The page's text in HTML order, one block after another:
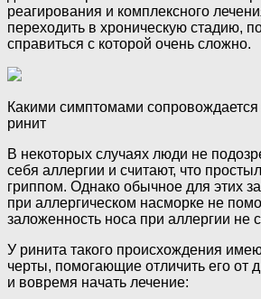
реагирования и комплексного
переходить в хроническую стадию,
справиться с которой очень сложно.
Какими симптомами сопровождается
ринит
В некоторых случаях люди не
себя аллергии и считают, что
гриппом. Однако обычное для этих
при аллергическом насморке не
заложенность носа при аллергии не
У ринита такого происхождения
черты, помогающие отличить его от
и вовремя начать лечение: